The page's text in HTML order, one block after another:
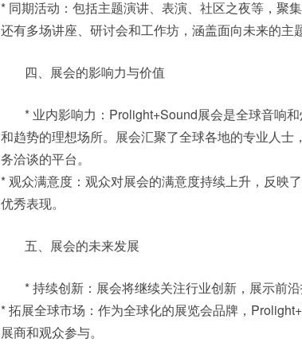
* 同期活动：包括主题演讲、表演、社区之夜等，聚
还有多场讲座、研讨会和工作坊，涵盖面向未来的主
四、展会的影响力与价值
* 业内影响力：Prolight+Sound展会是全球音响
和趋势的理想场所。展会汇聚了全球各地的专业人
务洽谈的平台。
* 观众满意度：观众对展会的满意度持续上升，反映
优秀表现。
五、展会的未来发展
* 持续创新：展会将继续关注行业创新，展示前
* 拓展全球市场：作为全球化的展览会品牌，
展商和观众参与。